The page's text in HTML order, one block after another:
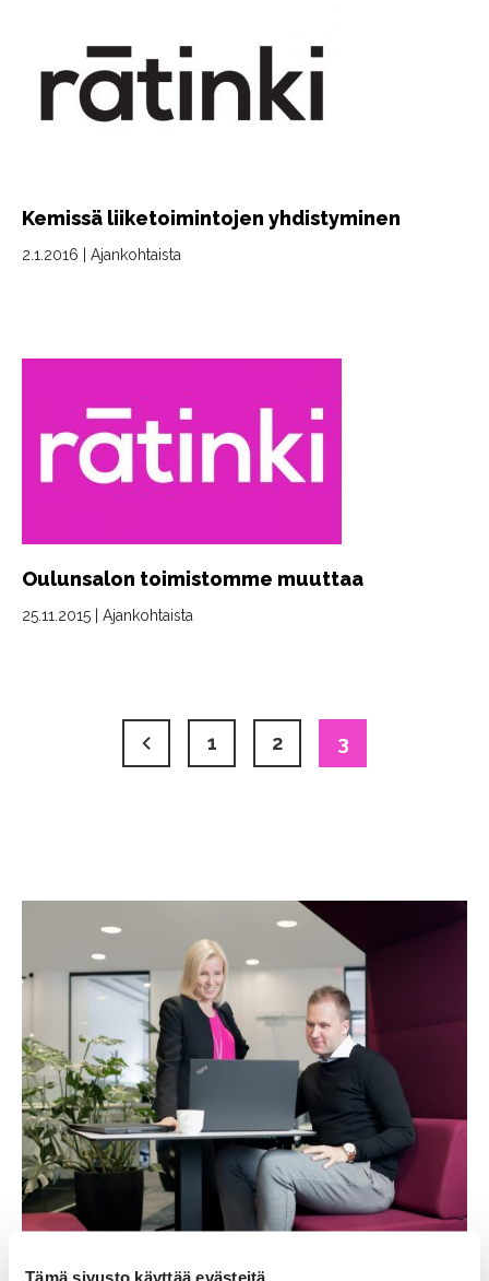
Tämä sivusto käyttää evästeitä
Kemissä liiketoimintojen yhdistyminen
2.1.2016 Ajankohtaista
Oulunsalon toimistomme muuttaa
25.11.2015 Ajankohtaista
1 2 3